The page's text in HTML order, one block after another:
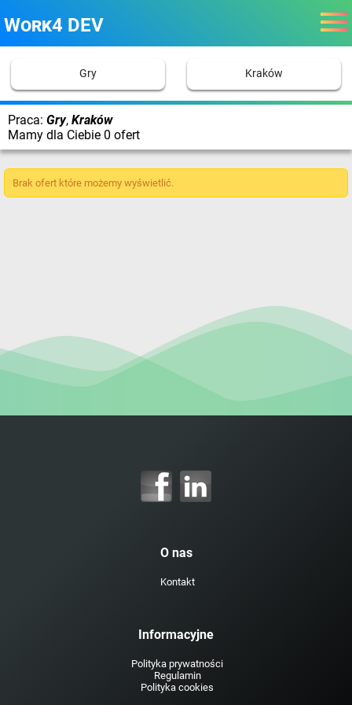
Work4 DEV
Gry Kraków
Praca: Gry, Kraków
Mamy dla Ciebie 0 ofert
Brak ofert które możemy wyświetlić.
O nas
Kontakt
Informacyjne
Polityka prywatności
Regulamin
Polityka cookies